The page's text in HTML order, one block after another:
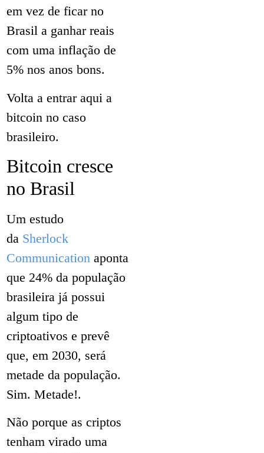
em vez de ficar no
Brasil a ganhar reais
com uma inflação de
5% nos anos bons.
Volta a entrar aqui a
bitcoin no caso
brasileiro.
Bitcoin cresce
no Brasil
Um estudo
da Sherlock
Communication aponta
que 24% da população
brasileira já possui
algum tipo de
criptoativos e prevê
que, em 2030, será
metade da população.
Sim. Metade!.
Não porque as criptos
tenham virado uma